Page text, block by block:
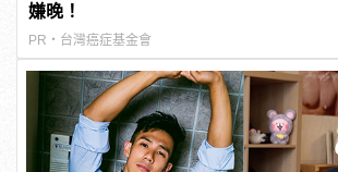
嫌晚！
PR・台灣癌症基金會